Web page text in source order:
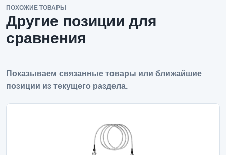
ПОХОЖИЕ ТОВАРЫ
Другие позиции для
сравнения
Показываем связанные товары или ближайшие
позиции из текущего раздела.